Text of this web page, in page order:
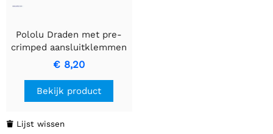
Pololu Draden met pre-
crimped aansluitklemmen
10-pack FF 6" green
€ 8,20
Bekijk product
 Lijst wissen